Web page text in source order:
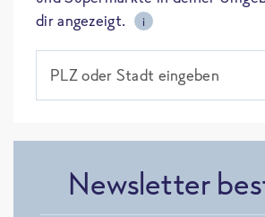
dir angezeigt.
i
PLZ oder Stadt eingeben
Newsletter